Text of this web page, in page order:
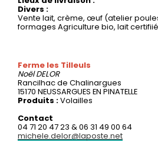
Divers :
Vente lait, crème, œuf (atelier
formages Agriculture bio, lait
Ferme les Tilleuls
NoëlDELOR
Rancilhac de Chalinargues
15170 NEUSSARGUES EN PINATELLE
Produits :Volailles
Contact
04 71 20 47 23 & 06 31 49 00 64
michele.delor@laposte.net